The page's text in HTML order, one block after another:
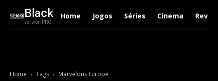
Black
version PRO
Home Jogos Séries Cinema
Home Tags Marvelous Europe